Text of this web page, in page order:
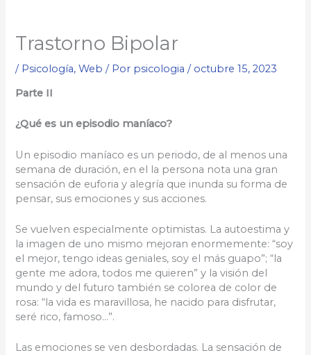
Trastorno Bipolar
/ Psicología,Web / Por psicologia/ octubre 15, 2023
Parte II
¿Qué es un episodio maníaco?
Un episodio maníaco es un periodo, de al menos una
semana de duración, en el la persona nota una gran
sensación de euforia y alegría que inunda su forma de
pensar, sus emociones y sus acciones.
Se vuelven especialmente optimistas. La autoestima y
la imagen de uno mismo mejoran enormemente: “soy
el mejor, tengo ideas geniales, soy el más guapo”; “la
gente me adora, todos me quieren” y la visión del
mundo y del futuro también se colorea de color de
rosa: “la vida es maravillosa, he nacido para disfrutar,
seré rico, famoso…”.
Las emociones se ven desbordadas. La sensación de